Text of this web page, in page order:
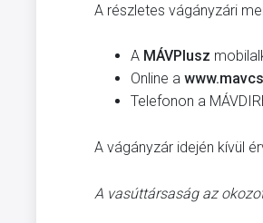
A részletes vágányzári
A MÁVPlusz
Online a
Telefonon a
A vágányzár idején kívül
A vasúttársaság az